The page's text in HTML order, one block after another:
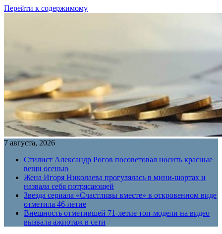
Перейти к содержимому
7 августа, 2026
Стилист Александр Рогов посоветовал носить красные
вещи осенью
Жена Игоря Николаева прогулялась в мини-шортах и
назвала себя потрясающей
Звезда сериала «Счастливы вместе» в откровенном виде
отметила 46-летие
Внешность отметившей 71-летие топ-модели на видео
вызвала ажиотаж в сети